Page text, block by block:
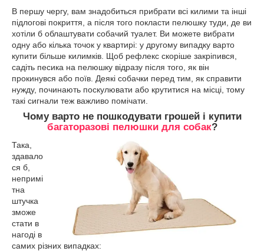
В першу чергу, вам знадобиться прибрати всі килими та інші
підлогові покриття, а після того покласти пелюшку туди, де ви
хотіли б облаштувати собачий туалет. Ви можете вибрати
одну або кілька точок у квартирі: у другому випадку варто
купити більше килимків. Щоб рефлекс скоріше закріпився,
садіть песика на пелюшку відразу після того, як він
прокинувся або поїв. Деякі собачки перед тим, як справити
нужду, починають поскулювати або крутитися на місці, тому
такі сигнали теж важливо помічати.
Чому варто не пошкодувати грошей і купити
багаторазові пелюшки для собак?
Така,
здавало
ся б,
непримі
тна
штучка
зможе
стати в
нагоді в
самих різних випадках: